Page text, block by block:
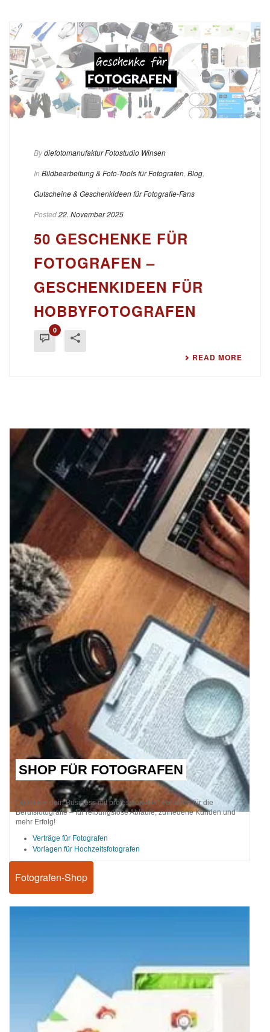
Bydiefotomanufaktur Fotostudio Winsen
In Bildbearbeitung & Foto-Tools für Fotografen Blog
Gutscheine & Geschenkideen für Fotografie-Fans
Posted22. November 2025
50 GESCHENKE FÜR
FOTOGRAFEN –
GESCHENKIDEEN FÜR
HOBBYFOTOGRAFEN
0
READ MORE
SHOP FÜR FOTOGRAFEN
Optimiere dein Business mit professionellen Vorlagen für die
Berufsfotografie – für reibungslose Abläufe, zufriedene Kunden und
mehr Erfolg!
Verträge für Fotografen
Vorlagen für Hochzeitsfotografen
Fotografen-Shop